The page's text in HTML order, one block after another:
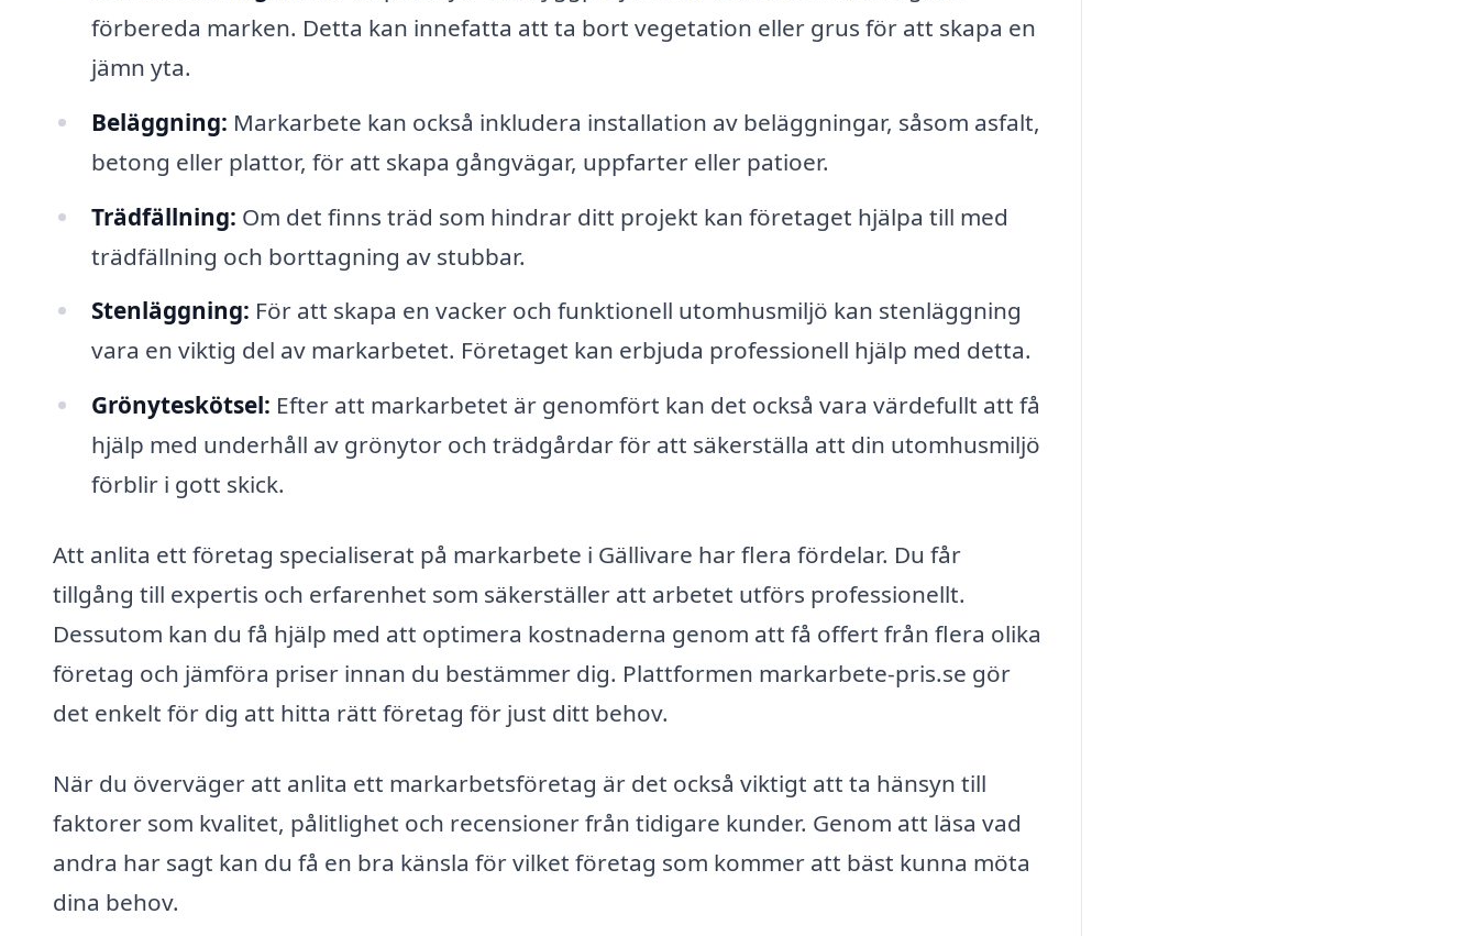
förbereda marken. Detta kan innefatta att ta bort vegetation eller grus för att skapa en
jämn yta.
Beläggning: Markarbete kan också inkludera installation av beläggningar, såsom asfalt,
betong eller plattor, för att skapa gångvägar, uppfarter eller patioer.
Trädfällning: Om det finns träd som hindrar ditt projekt kan företaget hjälpa till med
trädfällning och borttagning av stubbar.
Stenläggning: För att skapa en vacker och funktionell utomhusmiljö kan stenläggning
vara en viktig del av markarbetet. Företaget kan erbjuda professionell hjälp med detta.
Grönyteskötsel: Efter att markarbetet är genomfört kan det också vara värdefullt att få
hjälp med underhåll av grönytor och trädgårdar för att säkerställa att din utomhusmiljö
förblir i gott skick.
Att anlita ett företag specialiserat på markarbete i Gällivare har flera fördelar. Du får
tillgång till expertis och erfarenhet som säkerställer att arbetet utförs professionellt.
Dessutom kan du få hjälp med att optimera kostnaderna genom att få offert från flera olika
företag och jämföra priser innan du bestämmer dig. Plattformen markarbete-pris.se gör
det enkelt för dig att hitta rätt företag för just ditt behov.
När du överväger att anlita ett markarbetsföretag är det också viktigt att ta hänsyn till
faktorer som kvalitet, pålitlighet och recensioner från tidigare kunder. Genom att läsa vad
andra har sagt kan du få en bra känsla för vilket företag som kommer att bäst kunna möta
dina behov.